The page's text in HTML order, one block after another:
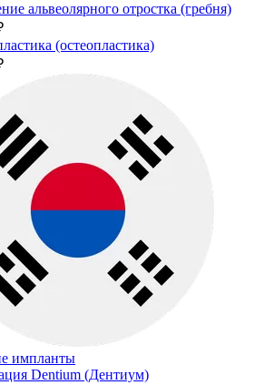
альвеолярного отростка (гребня)
(остеопластика)
импланты
Dentium (Дентиум)